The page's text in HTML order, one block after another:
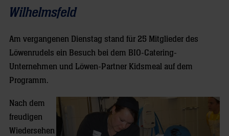
Wilhelmsfeld
Am vergangenen Dienstag stand für 25 Mitglieder des
Löwenrudels ein Besuch bei dem BIO-Catering-
Unternehmen und Löwen-Partner Kidsmeal auf dem
Programm.
Nach dem
freudigen
Wiedersehen